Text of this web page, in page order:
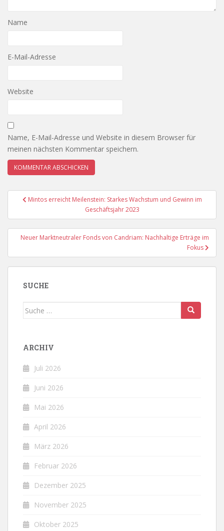
Name
E-Mail-Adresse
Website
Name, E-Mail-Adresse und Website in diesem Browser für
meinen nächsten Kommentar speichern.
Beitragsnavigation
Mintos erreicht Meilenstein: Starkes Wachstum und Gewinn im
Geschäftsjahr 2023
Neuer Marktneutraler Fonds von Candriam: Nachhaltige Erträge im
Fokus
SUCHE
Suche
ARCHIV
Juli 2026
Juni 2026
Mai 2026
April 2026
März 2026
Februar 2026
Dezember 2025
November 2025
Oktober 2025